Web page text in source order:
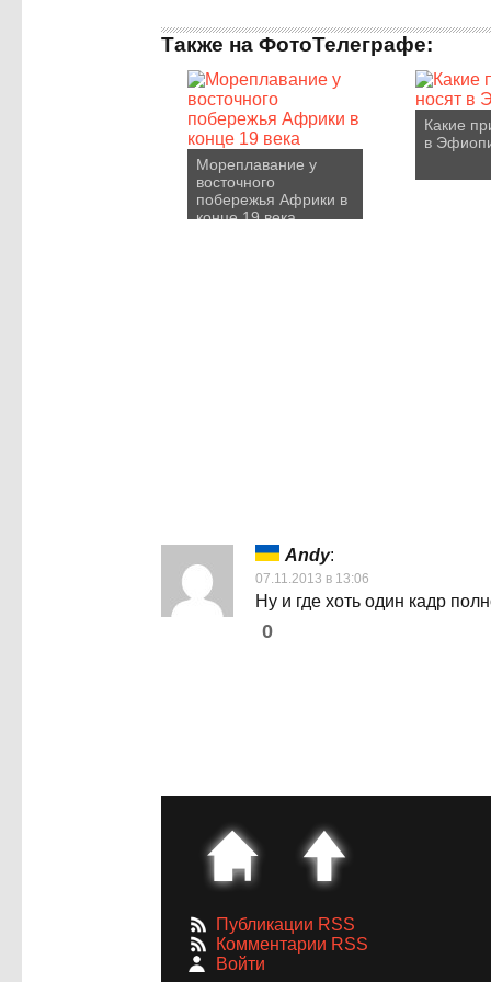
Также на ФотоТелеграфе:
Мореплавание у
восточного
побережья Африки в
конце 19 века
Какие
в
Andy:
07.11.2013 в 13:06
Ну и где хоть один кадр
0
Публикации RSS
Комментарии RSS
Войти